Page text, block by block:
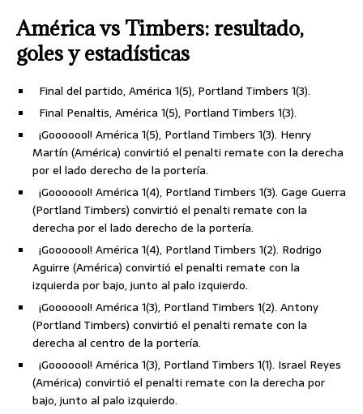
América vs Timbers: resultado,
goles y estadísticas
Final del partido, América 1(5), Portland Timbers 1(3).
Final Penaltis, América 1(5), Portland Timbers 1(3).
¡Gooooool! América 1(5), Portland Timbers 1(3). Henry
Martín (América) convirtió el penalti remate con la derecha
por el lado derecho de la portería.
¡Gooooool! América 1(4), Portland Timbers 1(3). Gage Guerra
(Portland Timbers) convirtió el penalti remate con la
derecha por el lado derecho de la portería.
¡Gooooool! América 1(4), Portland Timbers 1(2). Rodrigo
Aguirre (América) convirtió el penalti remate con la
izquierda por bajo, junto al palo izquierdo.
¡Gooooool! América 1(3), Portland Timbers 1(2). Antony
(Portland Timbers) convirtió el penalti remate con la
derecha al centro de la portería.
¡Gooooool! América 1(3), Portland Timbers 1(1). Israel Reyes
(América) convirtió el penalti remate con la derecha por
bajo, junto al palo izquierdo.